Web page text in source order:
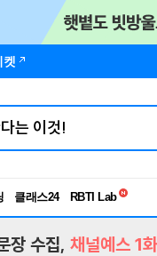
켓
클래스24
RBTI Lab
독서유형검사
장 수집, 채널예스 1